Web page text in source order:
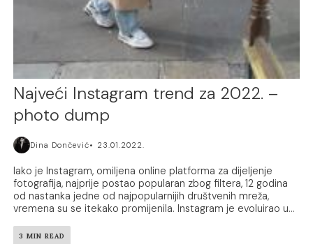
Najveći Instagram trend za 2022. –
photo dump
Dina Dončević 23.01.2022.
Iako je Instagram, omiljena online platforma za dijeljenje
fotografija, najprije postao popularan zbog filtera, 12 godina
od nastanka jedne od najpopularnijih društvenih mreža,
vremena su se itekako promijenila. Instagram je evoluirao u...
3 MIN READ